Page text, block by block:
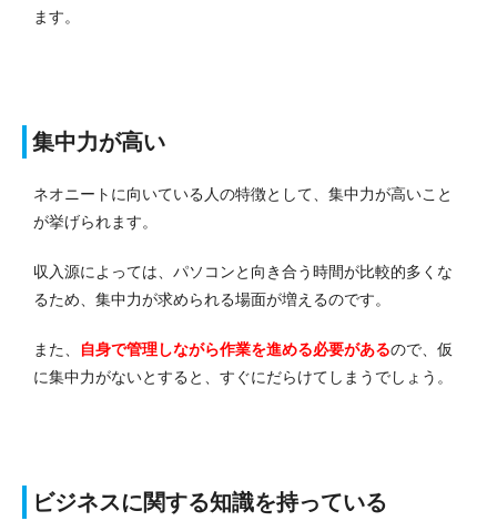
ます。
集中力が高い
ネオニートに向いている人の特徴として、集中力が高いこと
が挙げられます。
収入源によっては、パソコンと向き合う時間が比較的多くな
るため、集中力が求められる場面が増えるのです。
また、 自身で管理しながら作業を進める必要があるので、仮
に集中力がないとすると、すぐにだらけてしまうでしょう。
ビジネスに関する知識を持っている